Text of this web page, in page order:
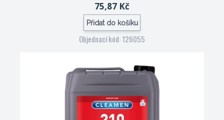
75,87 Kč
Přidat do košíku
Objednací kód: 126055